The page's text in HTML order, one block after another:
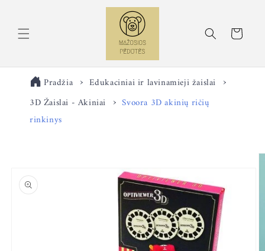
Krepšelis
Pradžia
Edukaciniai ir lavinamieji žaislai
3D Žaislai - Akiniai
Svoora 3D akinių ričių
rinkinys
apie gaminį